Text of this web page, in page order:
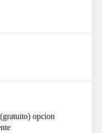
opcion